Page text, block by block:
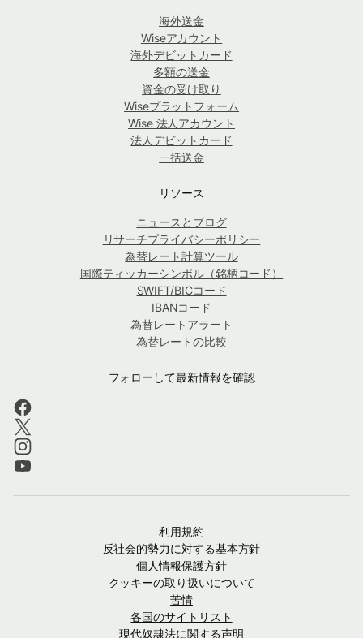
海外送金
Wiseアカウント
海外デビットカード
多額の送金
資金の受け取り
Wiseプラットフォーム
Wise 法人アカウント
法人デビットカード
一括送金
リソース
ニュースとブログ
リサーチプライバシーポリシー
為替レート計算ツール
国際ティッカーシンボル（銘柄コード）
SWIFT/BICコード
IBANコード
為替レートアラート
為替レートの比較
フォローして最新情報を確認
利用規約
反社会的勢力に対する基本方針
個人情報保護方針
クッキーの取り扱いについて
苦情
各国のサイトリスト
現代奴隷法に関する声明